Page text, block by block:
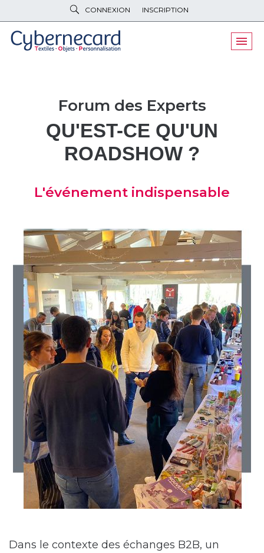
CONNEXION INSCRIPTION
VÊTEMENTSDE TRAVAIL
& HIGH-TECH
PELUCHES& GOODIES
MAISON
NOUVEAUTÉS
PROMOS
CYBERNECARD
LA SOCIÉTÉ
SERVICES
ROADSHOWS, FORUM DES EXPERTS
CATALOGUES & TARIFS
MARQUES & CERTIFICATS
TECHNIQUES MARQUAGE
BLOG
CONTACT
Forum des Experts
QU'EST-CE QU'UN
ROADSHOW ?
L'événement indispensable
Dans le contexte des échanges B2B, un